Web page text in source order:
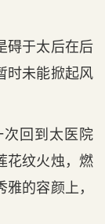
碍于太后在后
时未能掀起风
回到太医院
花纹火烛，燃
的容颜上，